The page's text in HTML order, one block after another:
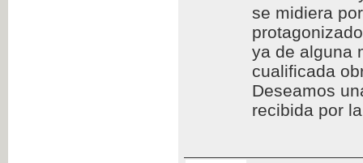
se midiera
ya de alguna
cualificada
Deseamos
recibida por